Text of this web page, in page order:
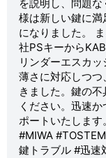
を説明し、問題
様は新しい鍵に満
になりました。
社PSキーから
リンダーエスカ
薄さに対応しつ
きました。鍵の
ください。迅速
ポートいたしま
#MIWA
鍵トラブル #迅速